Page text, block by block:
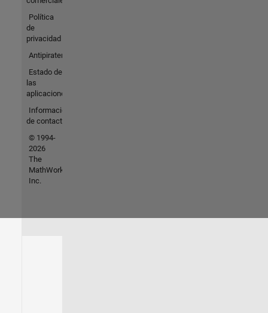
Política
de
privacidad
Antipiratería
Estado de
las
aplicaciones
Información
de contacto
© 1994-
2026
The
MathWorks,
Inc.